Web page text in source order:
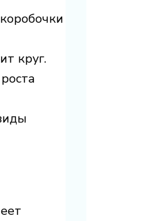
круг.